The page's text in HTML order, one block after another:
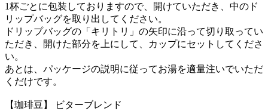
1杯ごとに包装しておりますので、開けていただき、中のド
リップバッグを取り出してください。
ドリップバッグの「キリトリ」の矢印に沿って切り取ってい
ただき、開けた部分を上にして、カップにセットしてくださ
い。
あとは、パッケージの説明に従ってお湯を適量注いでいただ
くだけです。
【珈琲豆】 ビターブレンド